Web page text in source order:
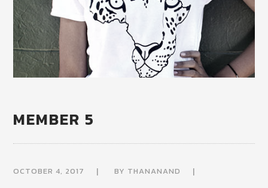
MEMBER 5
OCTOBER 4, 2017 BY THANANAND